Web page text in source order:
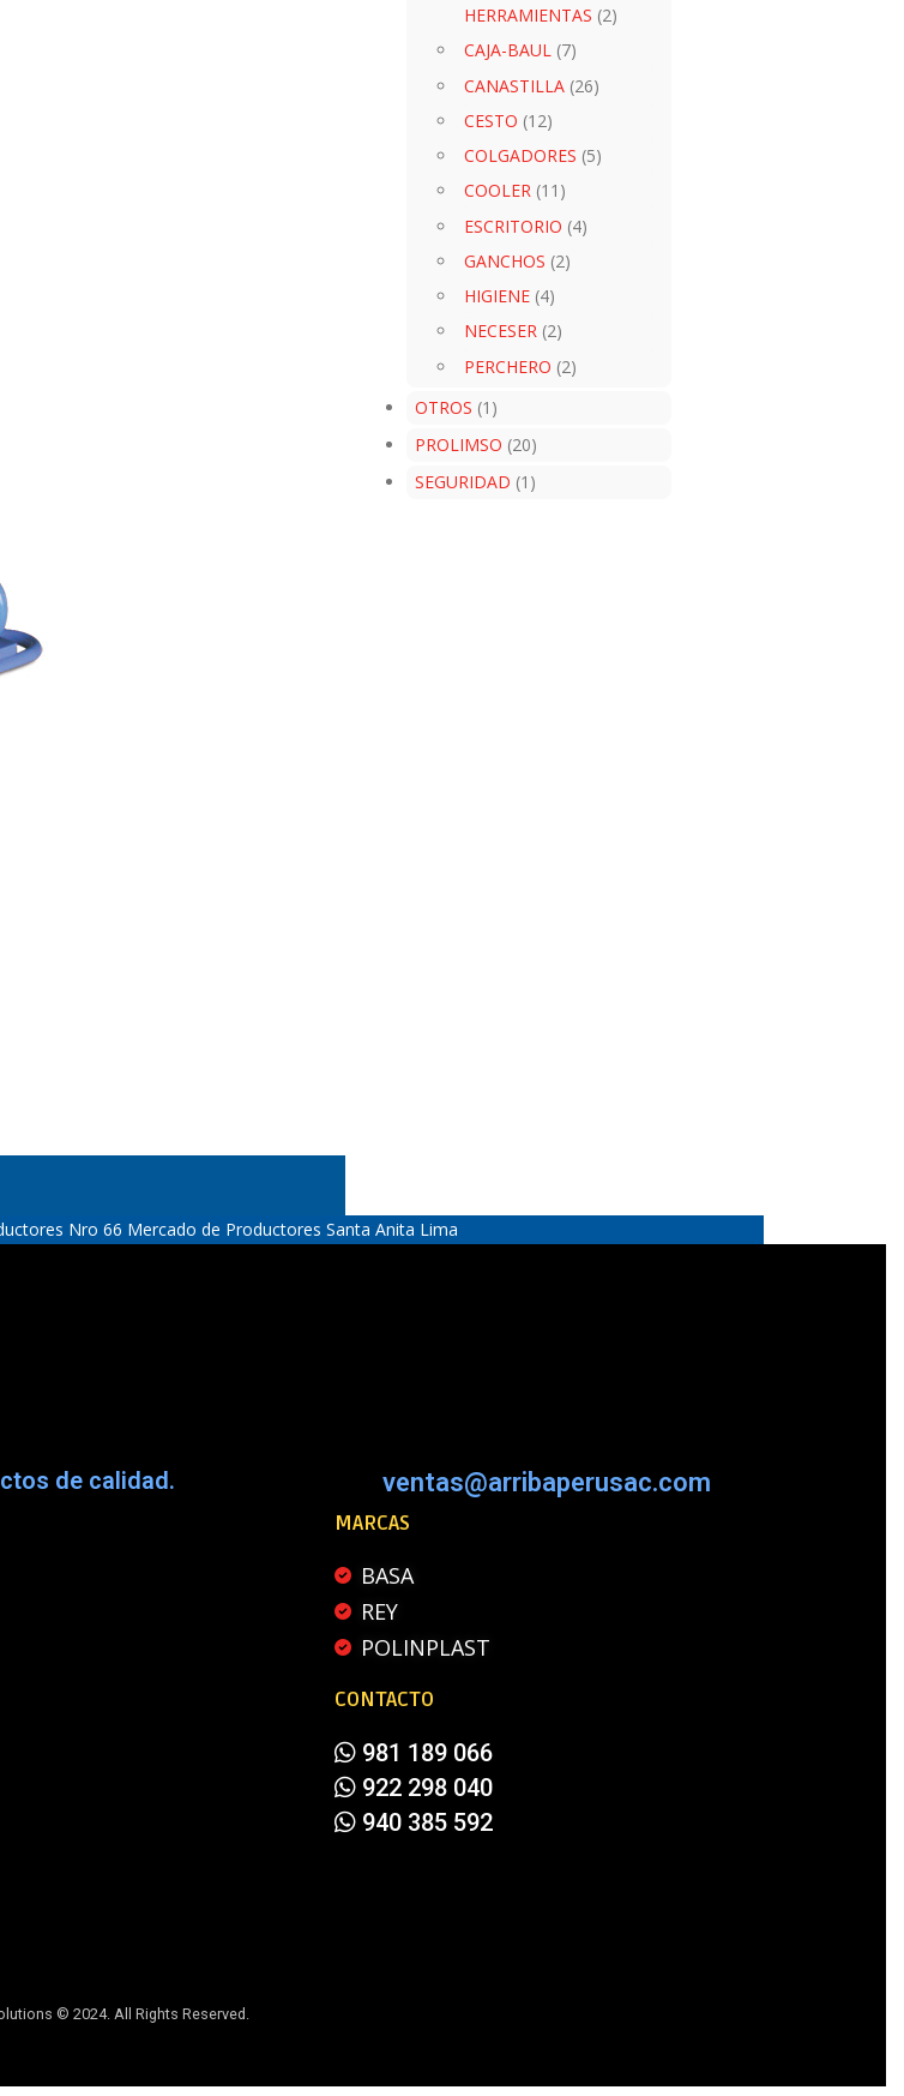
HERRAMIENTAS (2)
CAJA-BAUL (7)
CANASTILLA (26)
CESTO (12)
COLGADORES (5)
COOLER (11)
ESCRITORIO (4)
GANCHOS (2)
HIGIENE (4)
NECESER (2)
PERCHERO (2)
OTROS (1)
PROLIMSO (20)
SEGURIDAD (1)
Nro 66 Mercado de Productores Santa Anita Lima
de calidad. ventas@arribaperusac.com
MARCAS
BASA
REY
POLINPLAST
CONTACTO
981 189 066
922 298 040
940 385 592
© 2024. All Rights Reserved.